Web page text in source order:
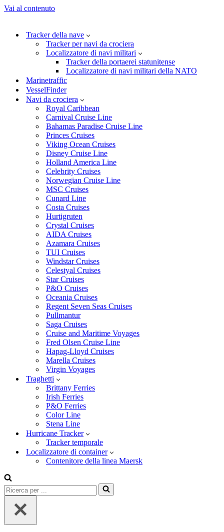
Vai al contenuto
Tracker della nave
Tracker per navi da crociera
Localizzatore di navi militari
Tracker della portaerei statunitense
Localizzatore di navi militari della NATO
Marinetraffic
VesselFinder
Navi da crociera
Royal Caribbean
Carnival Cruise Line
Bahamas Paradise Cruise Line
Princes Cruises
Viking Ocean Cruises
Disney Cruise Line
Holland America Line
Celebrity Cruises
Norwegian Cruise Line
MSC Cruises
Cunard Line
Costa Cruises
Hurtigruten
Crystal Cruises
AIDA Cruises
Azamara Cruises
TUI Cruises
Windstar Cruises
Celestyal Cruises
Star Cruises
P&O Cruises
Oceania Cruises
Regent Seven Seas Cruises
Pullmantur
Saga Cruises
Cruise and Maritime Voyages
Fred Olsen Cruise Line
Hapag-Lloyd Cruises
Marella Cruises
Virgin Voyages
Traghetti
Brittany Ferries
Irish Ferries
P&O Ferries
Color Line
Stena Line
Hurricane Tracker
Tracker temporale
Localizzatore di container
Contenitore della linea Maersk
Ricerca
per